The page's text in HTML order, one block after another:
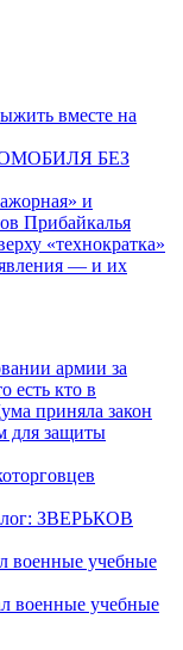
вместе на
БЕЗ
и
Прибайкалья
«технократка»
— и их
армии за
есть кто в
приняла закон
для защиты
ЗВЕРЬКОВ
военные учебные
военные учебные